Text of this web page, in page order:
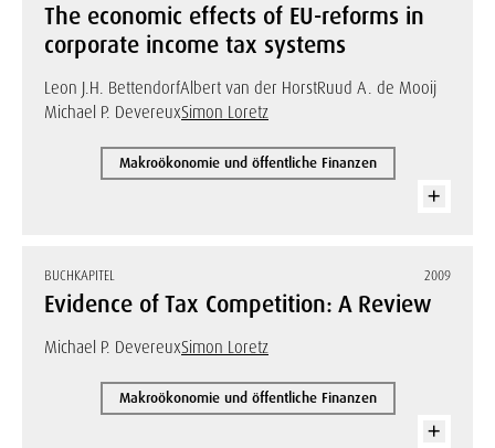
The economic effects of EU-reforms in
corporate income tax systems
Leon J.H. BettendorfAlbert van der HorstRuud A. de Mooij
Michael P. DevereuxSimon Loretz
Makroökonomie und öffentliche Finanzen
BUCHKAPITEL 2009
Evidence of Tax Competition: A Review
Michael P. DevereuxSimon Loretz
Makroökonomie und öffentliche Finanzen